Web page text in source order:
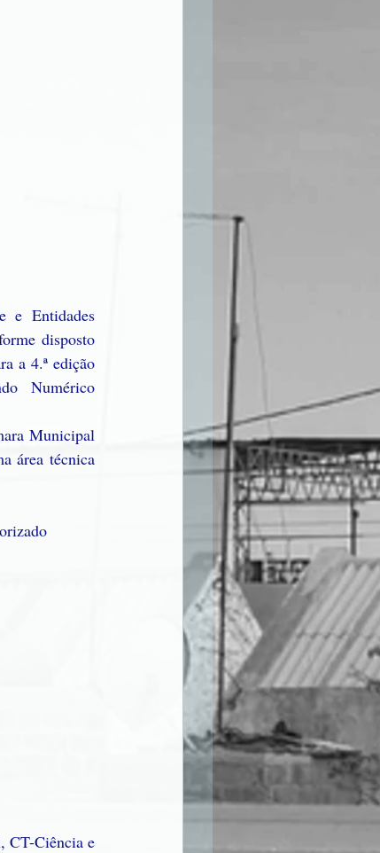
e Entidades
disposto
a 4.ª edição
Numérico
Municipal
área técnica
CT-Ciência e